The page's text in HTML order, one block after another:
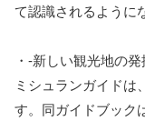
て認識されるように
・-新しい観光地の発
ミシュランガイドは
す。同ガイドブック